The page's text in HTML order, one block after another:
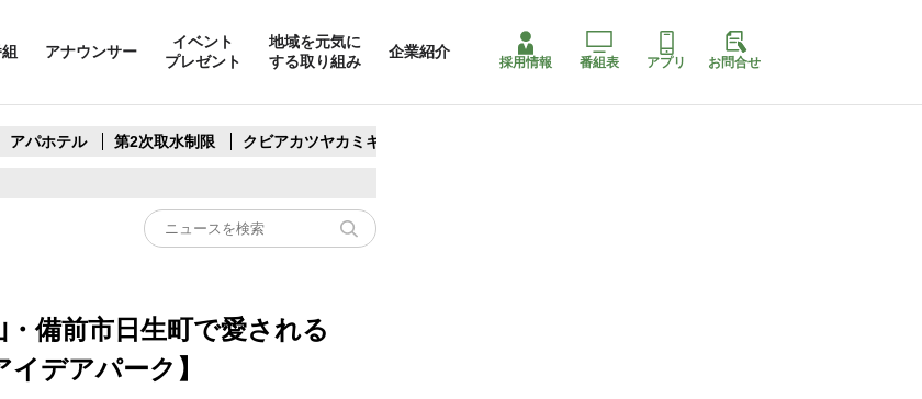
アナウンサー
イベント
プレゼント
地域を元気に
する取り組み
企業紹介
採用情報 番組表 アプリ お問合せ
アパホテル 第2次取水制限 クビアカツヤカミキリ
備前市日生町で愛される
デアパーク】